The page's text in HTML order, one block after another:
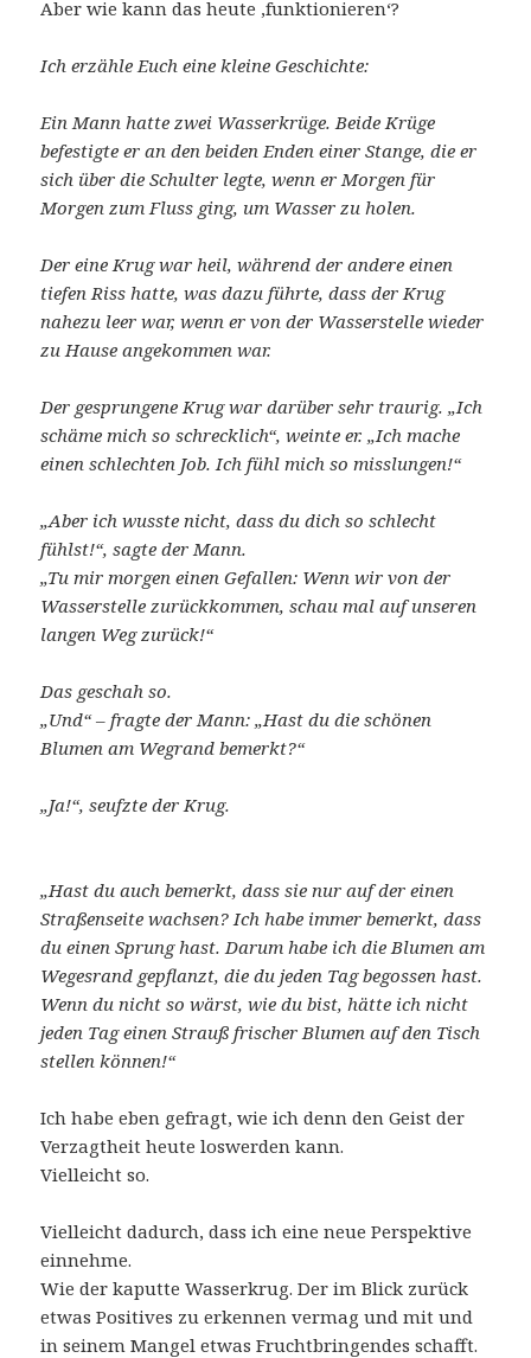
Aber wie kann das heute ‚funktionieren‘?
Ich erzähle Euch eine kleine Geschichte:
Ein Mann hatte zwei Wasserkrüge. Beide Krüge
befestigte er an den beiden Enden einer Stange, die er
sich über die Schulter legte, wenn er Morgen für
Morgen zum Fluss ging, um Wasser zu holen.
Der eine Krug war heil, während der andere einen
tiefen Riss hatte, was dazu führte, dass der Krug
nahezu leer war, wenn er von der Wasserstelle wieder
zu Hause angekommen war.
Der gesprungene Krug war darüber sehr traurig. „Ich
schäme mich so schrecklich“, weinte er. „Ich mache
einen schlechten Job. Ich fühl mich so misslungen!“
„Aber ich wusste nicht, dass du dich so schlecht
fühlst!“, sagte der Mann.
„Tu mir morgen einen Gefallen: Wenn wir von der
Wasserstelle zurückkommen, schau mal auf unseren
langen Weg zurück!“
Das geschah so.
„Und“ – fragte der Mann: „Hast du die schönen
Blumen am Wegrand bemerkt?“
„Ja!“, seufzte der Krug.
„Hast du auch bemerkt, dass sie nur auf der einen
Straßenseite wachsen? Ich habe immer bemerkt, dass
du einen Sprung hast. Darum habe ich die Blumen am
Wegesrand gepflanzt, die du jeden Tag begossen hast.
Wenn du nicht so wärst, wie du bist, hätte ich nicht
jeden Tag einen Strauß frischer Blumen auf den Tisch
stellen können!“
Ich habe eben gefragt, wie ich denn den Geist der
Verzagtheit heute loswerden kann.
Vielleicht so.
Vielleicht dadurch, dass ich eine neue Perspektive
einnehme.
Wie der kaputte Wasserkrug. Der im Blick zurück
etwas Positives zu erkennen vermag und mit und
in seinem Mangel etwas Fruchtbringendes schafft.